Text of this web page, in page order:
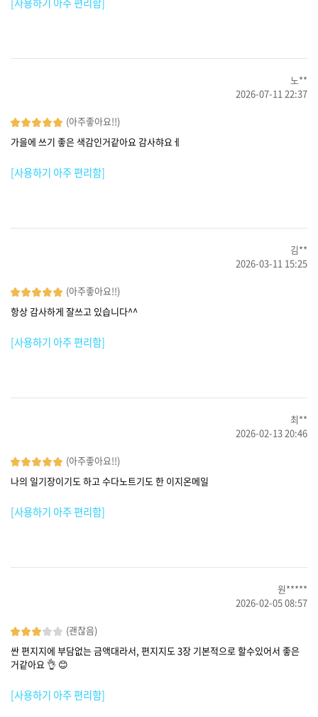
노**
2026-07-11 22:37
(아주좋아요!!)
가을에 쓰기 좋은 색감인거같아요 감사햐요ㅔ
[사용하기 아주 편리함]
김**
2026-03-11 15:25
(아주좋아요!!)
항상 감사하게 잘쓰고 있습니다^^
[사용하기 아주 편리함]
최**
2026-02-13 20:46
(아주좋아요!!)
나의 일기장이기도 하고 수다노트기도 한 이지온메일
[사용하기 아주 편리함]
원*****
2026-02-05 08:57
(괜찮음)
싼 편지지에 부담없는 금액대라서, 편지지도 3장 기본적으로 할수있어서 좋은
거같아요 👌 😊
[사용하기 아주 편리함]